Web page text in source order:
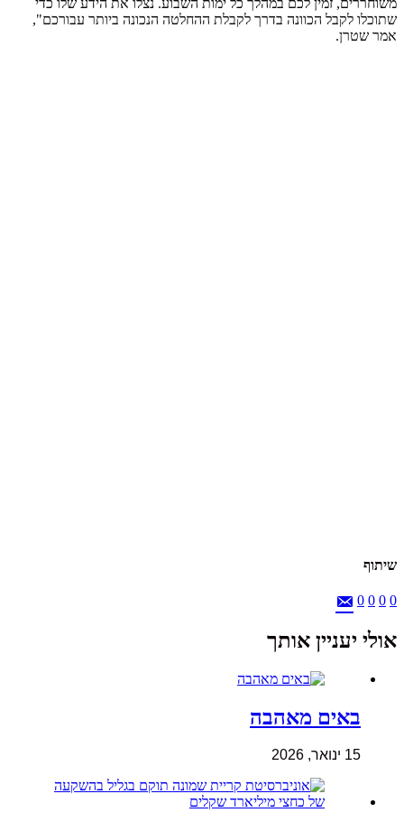
משוחררים, זמין לכם במהלך כל ימות השבוע. נצלו את הידע שלו כדי
שתוכלו לקבל הכוונה בדרך לקבלת ההחלטה הנכונה ביותר עבורכם",
אמר שטרן.
שיתוף
0
0
0
0
אולי יעניין אותך
באים מאהבה
15 ינואר, 2026